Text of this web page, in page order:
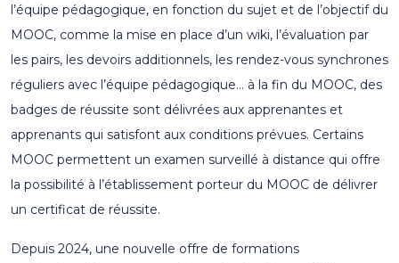
l’équipe pédagogique, en fonction du sujet et de l’objectif du
MOOC, comme la mise en place d’un wiki, l’évaluation par
les pairs, les devoirs additionnels, les rendez-vous synchrones
réguliers avec l’équipe pédagogique… à la fin du MOOC, des
badges de réussite sont délivrées aux apprenantes et
apprenants qui satisfont aux conditions prévues. Certains
MOOC permettent un examen surveillé à distance qui offre
la possibilité à l’établissement porteur du MOOC de délivrer
un certificat de réussite.
Depuis 2024, une nouvelle offre de formations